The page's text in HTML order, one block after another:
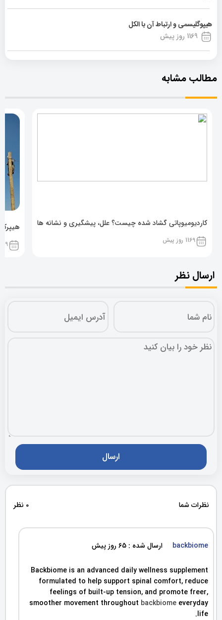
هیپوگلیسمی و ارتباط آن با الکل
1169 روز پیش
مطالب مشابه
کاردیومیوپاتی گشاد شده چیست؟ علل، پیشگیری و نشانه ها
1169 روز پیش 1169
ارسال نظر
نظرات شما 0 نظر
backbiome ارسال شده : 65 روز پیش
Backbiome is an advanced daily wellness supplement
formulated to help support spinal comfort, reduce
feelings of built-up tension, and promote freer,
smoother movement throughout backbiome everyday
life.